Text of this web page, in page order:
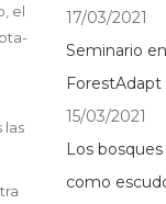
el
las
17/03/2021
Seminario
ForestAdapt
15/03/2021
Los
como